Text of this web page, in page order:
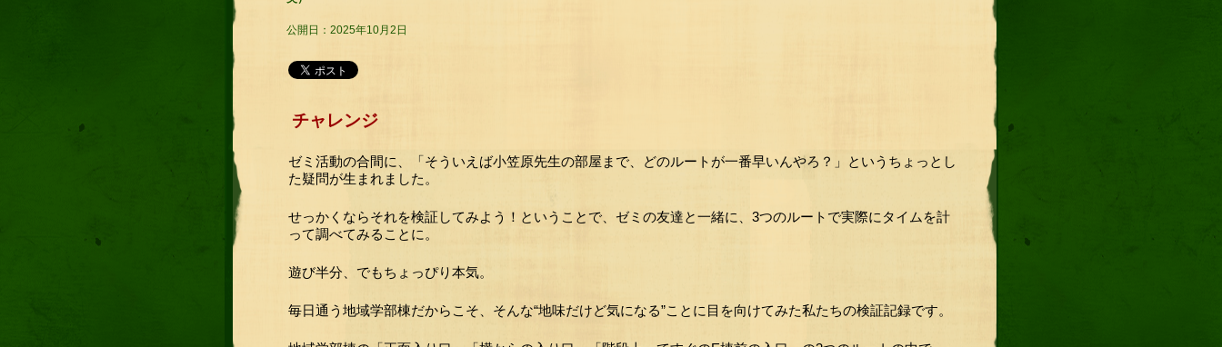
公開日：2025年10月2日
チャレンジ
ゼミ活動の合間に、「そういえば小笠原先生の部屋まで、どのルートが一番早いんやろ？」というちょっとし
た疑問が生まれました。
せっかくならそれを検証してみよう！ということで、ゼミの友達と一緒に、3つのルートで実際にタイムを計
って調べてみることに。
遊び半分、でもちょっぴり本気。
毎日通う地域学部棟だからこそ、そんな“地味だけど気になる”ことに目を向けてみた私たちの検証記録です。